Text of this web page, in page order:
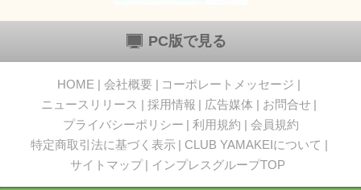
PC版で見る
HOME 会社概要
コーポレートメッセージ
ニュースリリース
採用情報 広告媒体
お問合せ
プライバシーポリシー
利用規約
会員規約
特定商取引法に基づく表示
CLUB YAMAKEIについて
サイトマップ
インプレスグループTOP